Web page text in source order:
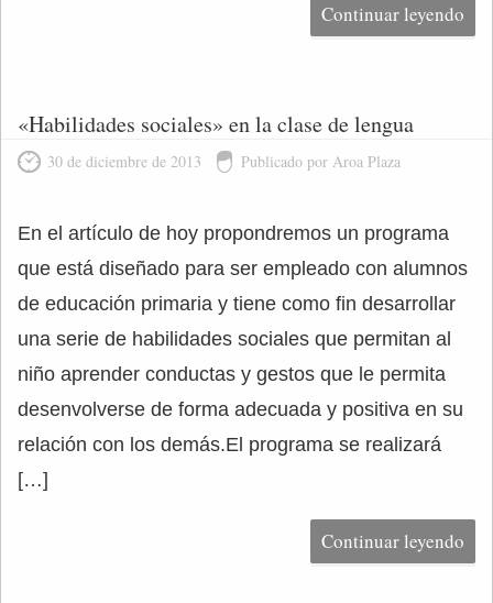
Continuar leyendo
«Habilidades sociales» en la clase de lengua
30 de diciembre de 2013 Publicado por Aroa Plaza
En el artículo de hoy propondremos un programa
que está diseñado para ser empleado con alumnos
de educación primaria y tiene como fin desarrollar
una serie de habilidades sociales que permitan al
niño aprender conductas y gestos que le permita
desenvolverse de forma adecuada y positiva en su
relación con los demás.El programa se realizará
[…]
Continuar leyendo